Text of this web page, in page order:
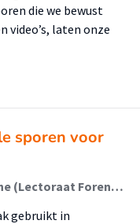
die we bewust
video’s, laten onze
sporen voor
Henseler, Hans; de Poot, Christianne (Lectoraat Forensisch Onderzoek)
gebruikt in